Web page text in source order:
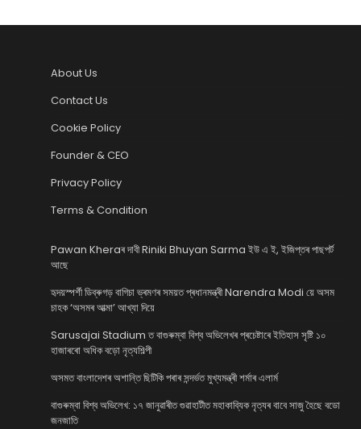
About Us
Contact Us
Cookie Policy
Founder & CEO
Privacy Policy
Terms & Condition
Pawan Kheraৰ দাবী Riniki Bhuyan Sarma ইউ এ ই, ইজিপ্তৰ পাছপৰ্ট
আছে
হৃদয়স্পৰ্শী ডিব্ৰুগড় বাগিচা ভ্ৰমণৰ সময়ত প্ৰধানমন্ত্ৰী Narendra Modi য়ে অসম
চাহক ‘অসমৰ আত্মা’ আখ্যা দিয়ে
Sarusajai Stadium ত বাগুৰুম্বা বিশ্ব অভিলেখৰ প্ৰচেষ্টাৰে ইতিহাস সৃষ্টি ১০
হাজাৰৰো অধিক বড়ো নৃত্যশিল্পী
অসমত বাংলাদেশৰ অশান্তি ছিটিকি পৰাৰ সন্দৰ্ভত মুখ্যমন্ত্ৰী শৰ্মাৰ এলাৰ্ম
বাগুৰুম্বা বিশ্ব অভিলেখ: ১৭ জানুৱাৰীত গুৱাহাটীত মহাকাব্যিক নৃত্যৰ বাবে সাজু হৈছে বডো
জনজাতি